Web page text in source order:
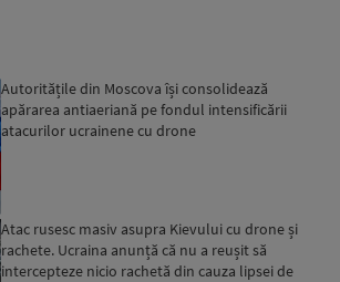
Autoritățile din Moscova își consolidează
apărarea antiaeriană pe fondul intensificării
atacurilor ucrainene cu drone
Atac rusesc masiv asupra Kievului cu drone și
rachete. Ucraina anunță că nu a reușit să
intercepteze nicio rachetă din cauza lipsei de